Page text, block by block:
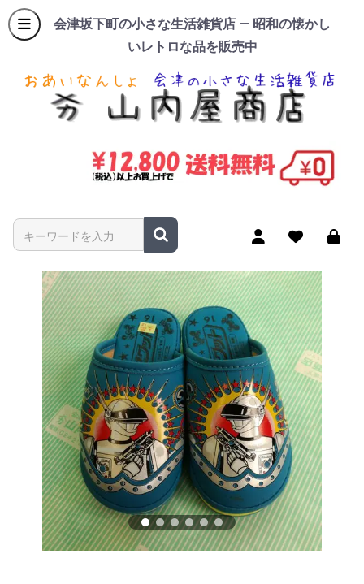
会津坂下町の小さな生活雑貨店 — 昭和の懐かし
いレトロな品を販売中
商品名やキーワードを入力